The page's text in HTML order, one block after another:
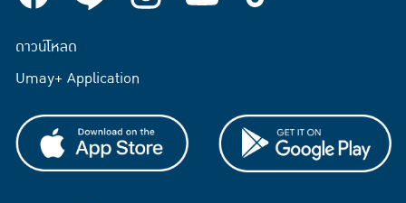
ดาวน์โหลด
Umay+ Application